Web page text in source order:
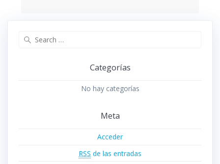
Categorías
No hay categorías
Meta
Acceder
RSS de las entradas